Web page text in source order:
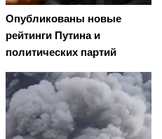
Опубликованы новые
рейтинги Путина и
политических партий